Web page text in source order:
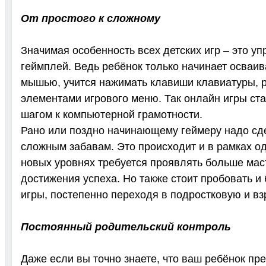
От простого к сложному
Значимая особенность всех детских игр – это
геймплей. Ведь ребёнок только начинает
мышью, учится нажимать клавиши клавиатуры,
элементами игрового меню. Так онлайн игры
шагом к компьютерной грамотности.
Рано или поздно начинающему геймеру надо
сложным забавам. Это происходит и в рамках
новых уровнях требуется проявлять больше
достижения успеха. Но также стоит пробовать
игры, постепенно переходя в подростковую и
Постоянный родительский контроль
Даже если вы точно знаете, что ваш ребёнок